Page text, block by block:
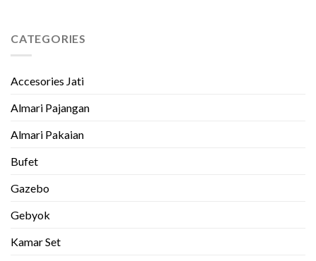
CATEGORIES
Accesories Jati
Almari Pajangan
Almari Pakaian
Bufet
Gazebo
Gebyok
Kamar Set